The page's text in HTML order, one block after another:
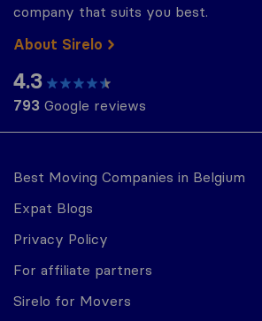
Best Moving Companies in Belgium
Expat Blogs
Privacy Policy
For affiliate partners
Sirelo for Movers
company that suits you best.
About Sirelo
4.3
793 Google reviews